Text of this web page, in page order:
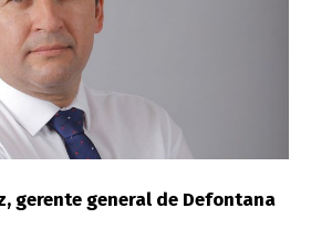
gerente general de Defontana